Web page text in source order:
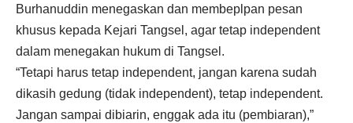
Burhanuddin menegaskan dan membeplpan pesan
khusus kepada Kejari Tangsel, agar tetap independent
dalam menegakan hukum di Tangsel.
“Tetapi harus tetap independent, jangan karena sudah
dikasih gedung (tidak independent), tetap independent.
Jangan sampai dibiarin, enggak ada itu (pembiaran),”